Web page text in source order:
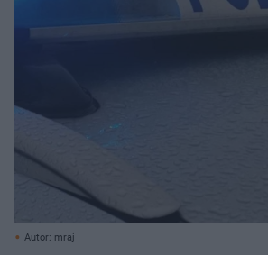
Autor: mraj